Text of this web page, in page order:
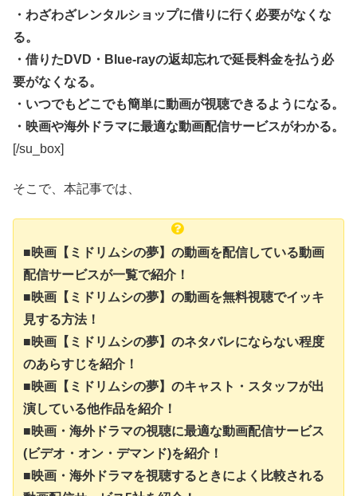
・わざわざレンタルショップに借りに行く必要がなくな
る。
・借りたDVD・Blue-rayの返却忘れで延長料金を払う必
要がなくなる。
・いつでもどこでも簡単に動画が視聴できるようになる。
・映画や海外ドラマに最適な動画配信サービスがわかる。
[/su_box]
そこで、本記事では、
■映画【ミドリムシの夢】の動画を配信している動画
配信サービスが一覧で紹介！
■映画【ミドリムシの夢】の動画を無料視聴でイッキ
見する方法！
■映画【ミドリムシの夢】のネタバレにならない程度
のあらすじを紹介！
■映画【ミドリムシの夢】のキャスト・スタッフが出
演している他作品を紹介！
■映画・海外ドラマの視聴に最適な動画配信サービス
(ビデオ・オン・デマンド)を紹介！
■映画・海外ドラマを視聴するときによく比較される